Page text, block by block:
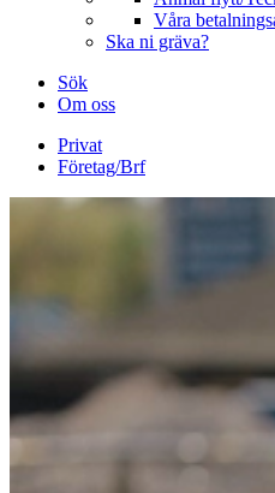
Våra
Ska ni gräva?
Sök
Om oss
Privat
Företag/Brf